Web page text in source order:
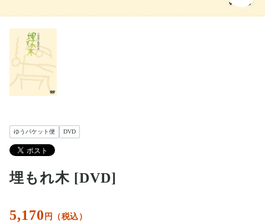
ゆうパケット便 DVD
埋もれ木 [DVD]
5,170 円（税込）